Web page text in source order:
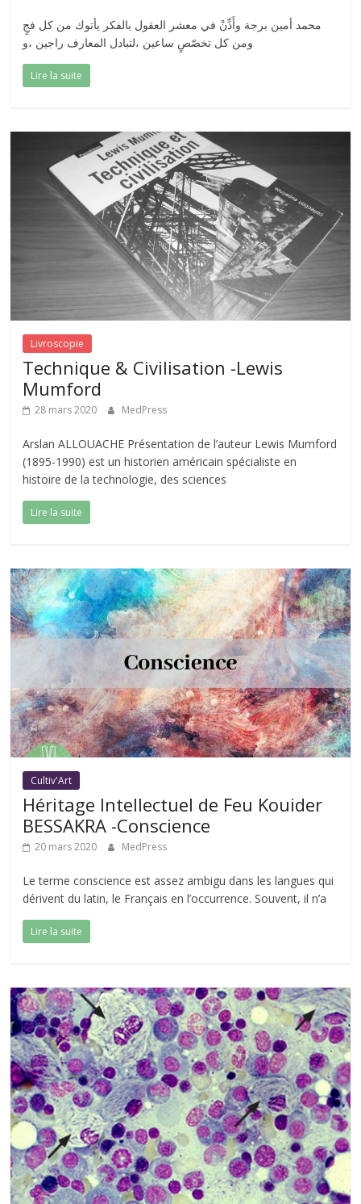
‬ومن‭ ‬كل‭ ‬تخصّصٍ‭ ‬ساعين ،‬لتبادل‭ ‬المعارف‭ ‬راجين ،و
Lire la suite
Livroscopie
Technique & Civilisation -Lewis
Mumford
28 mars 2020 MedPress
Arslan ALLOUACHE Présentation de l’auteur Lewis Mumford
(1895-1990) est un historien américain spécialiste en
histoire de la technologie, des sciences
Lire la suite
Cultiv'Art
Héritage Intellectuel de Feu Kouider
BESSAKRA -Conscience
20 mars 2020 MedPress
Le terme conscience est assez ambigu dans les langues qui
dérivent du latin, le Français en l’occurrence. Souvent, il n’a
Lire la suite